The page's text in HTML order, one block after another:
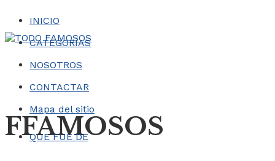
INICIO
CATEGORÍAS
NOSOTROS
CONTACTAR
Mapa del sitio
FFAMOSOS
QUE FUE DE